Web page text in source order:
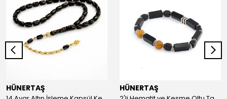
HÜNERTAŞ HÜNERTAŞ